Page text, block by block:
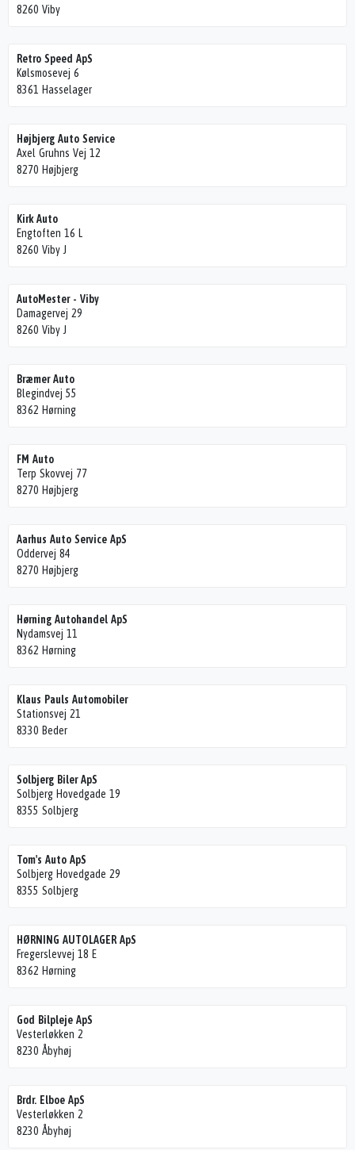
8260 Viby
Retro Speed ApS
Kølsmosevej 6
8361 Hasselager
Højbjerg Auto Service
Axel Gruhns Vej 12
8270 Højbjerg
Kirk Auto
Engtoften 16 L
8260 Viby J
AutoMester - Viby
Damagervej 29
8260 Viby J
Bræmer Auto
Blegindvej 55
8362 Hørning
FM Auto
Terp Skovvej 77
8270 Højbjerg
Aarhus Auto Service ApS
Oddervej 84
8270 Højbjerg
Hørning Autohandel ApS
Nydamsvej 11
8362 Hørning
Klaus Pauls Automobiler
Stationsvej 21
8330 Beder
Solbjerg Biler ApS
Solbjerg Hovedgade 19
8355 Solbjerg
Tom's Auto ApS
Solbjerg Hovedgade 29
8355 Solbjerg
HØRNING AUTOLAGER ApS
Fregerslevvej 18 E
8362 Hørning
God Bilpleje ApS
Vesterløkken 2
8230 Åbyhøj
Brdr. Elboe ApS
Vesterløkken 2
8230 Åbyhøj